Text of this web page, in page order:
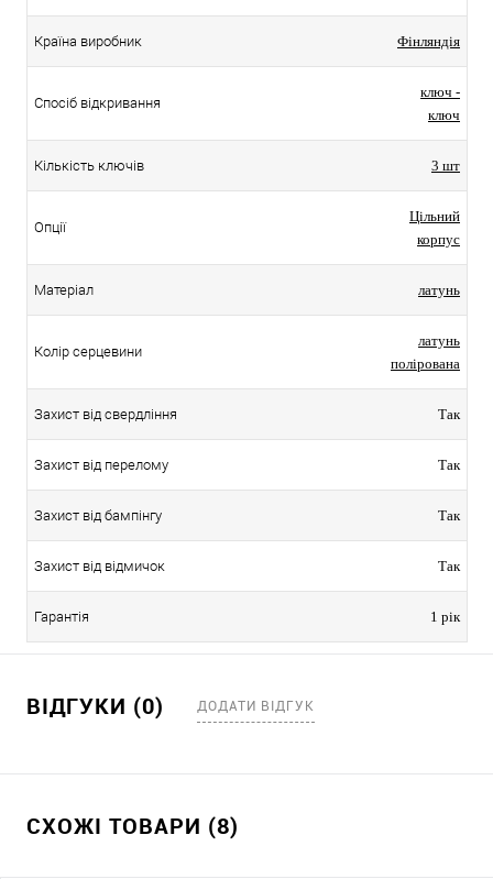
Країна виробник Фінляндія
Спосіб відкривання
ключ -
ключ
Кількість ключів 3 шт
Опції
Цільний
корпус
Матеріал латунь
Колір серцевини
латунь
полірована
Захист від свердління Так
Захист від перелому Так
Захист від бампінгу Так
Захист від відмичок Так
Гарантія 1 рік
ВІДГУКИ (0) ДОДАТИ ВІДГУК
СХОЖІ ТОВАРИ (8)